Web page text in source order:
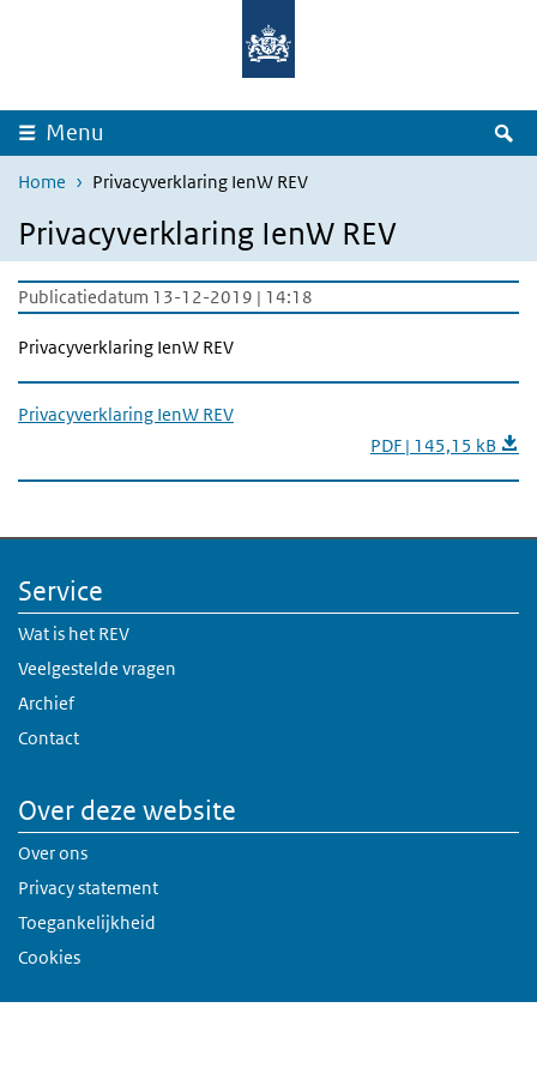
Overslaan en naar de inhoud gaan
Menu
Home Privacyverklaring IenW REV
Privacyverklaring IenW REV
Publicatiedatum 13-12-2019 | 14:18
Privacyverklaring IenW REV
Privacyverklaring IenW REV
PDF | 145,15 kB
Service
Wat is het REV
Veelgestelde vragen
Archief
Contact
Over deze website
Over ons
Privacy statement
Toegankelijkheid
Cookies